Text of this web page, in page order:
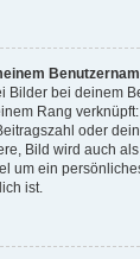
Bilder bei deinem
Rang
oder
Bild wird auch als
um ein
ist.